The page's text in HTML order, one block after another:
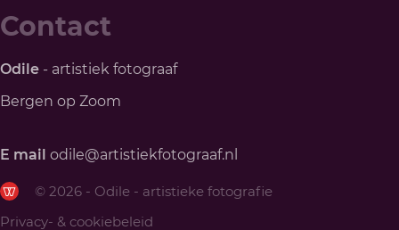
Contact
Odile - artistiek fotograaf
Bergen op Zoom
E mail odile@artistiekfotograaf.nl
© 2026 - Odile - artistieke fotografie
Privacy- & cookiebeleid